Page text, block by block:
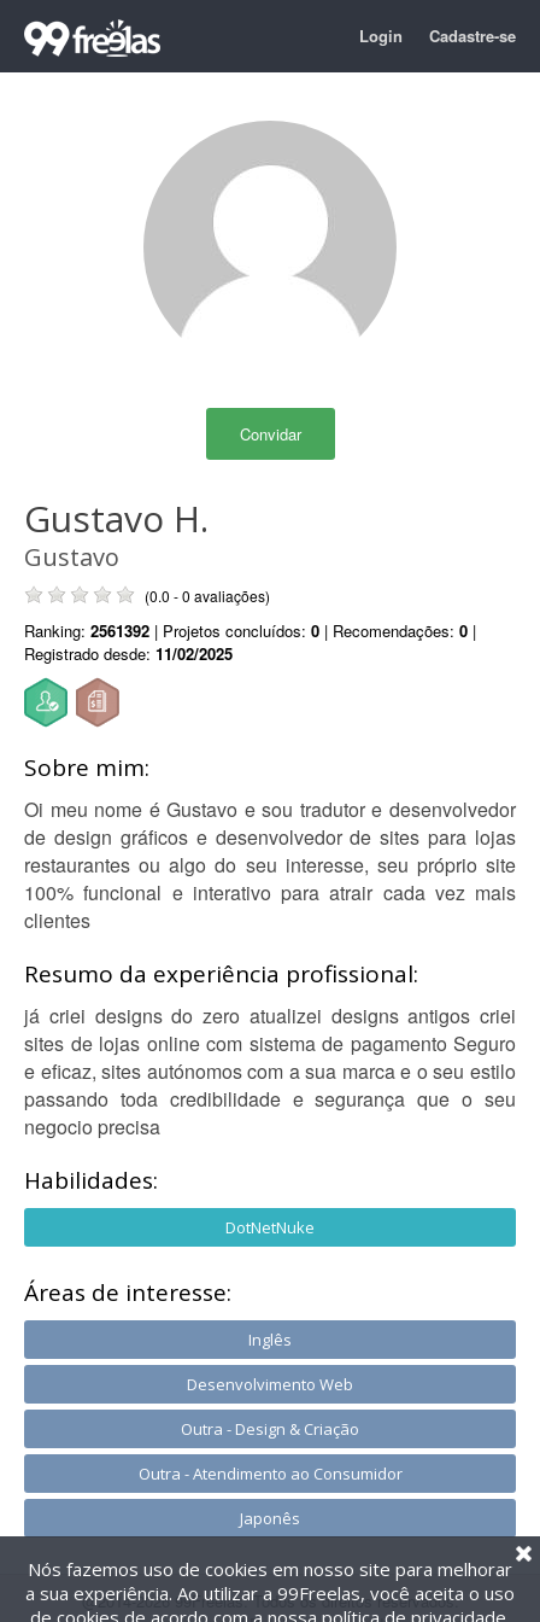
Login Cadastre-se
Convidar
Gustavo H.
Gustavo
(0.0 - 0 avaliações)
Ranking: 2561392 | Projetos concluídos: 0 | Recomendações: 0 |
Registrado desde: 11/02/2025
Sobre mim:
Oi meu nome é Gustavo e sou tradutor e desenvolvedor
de design gráficos e desenvolvedor de sites para lojas
restaurantes ou algo do seu interesse, seu próprio site
100% funcional e interativo para atrair cada vez mais
clientes
Resumo da experiência profissional:
já criei designs do zero atualizei designs antigos criei
sites de lojas online com sistema de pagamento Seguro
e eficaz, sites autónomos com a sua marca e o seu estilo
passando toda credibilidade e segurança que o seu
negocio precisa
Habilidades:
DotNetNuke
Áreas de interesse:
Inglês
Desenvolvimento Web
Outra - Design & Criação
Outra - Atendimento ao Consumidor
Japonês
@2014-2026 99Freelas. Todos os direitos reservados.
Nós fazemos uso de cookies em nosso site para melhorar
a sua experiência. Ao utilizar a 99Freelas, você aceita o uso
de cookies de acordo com a nossa política de privacidade